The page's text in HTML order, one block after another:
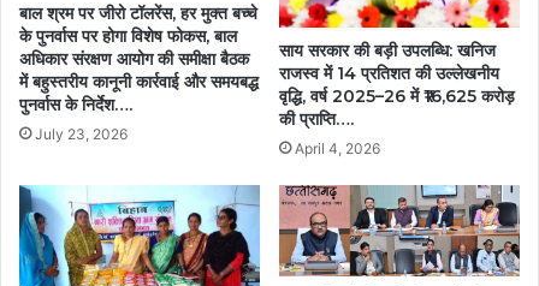
बाल श्रम पर जीरो टॉलरेंस, हर मुक्त बच्चे
के पुनर्वास पर होगा विशेष फोकस, बाल
अधिकार संरक्षण आयोग की समीक्षा बैठक
में बहुस्तरीय कानूनी कार्रवाई और समयबद्ध
पुनर्वास के निर्देश….
July 23, 2026
साय सरकार की बड़ी उपलब्धि: खनिज
राजस्व में 14 प्रतिशत की उल्लेखनीय
वृद्धि, वर्ष 2025–26 में ₹16,625 करोड़
की प्राप्ति….
April 4, 2026